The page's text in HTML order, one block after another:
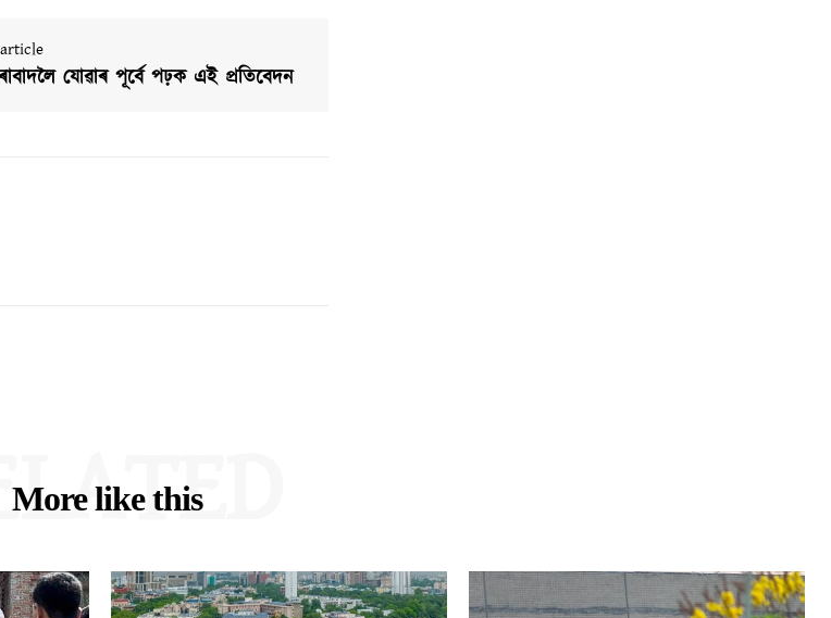
যোৱাৰ পূৰ্বে পঢ়ক এই প্ৰতিবেদন
More like this